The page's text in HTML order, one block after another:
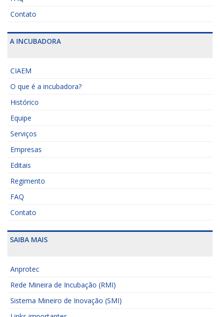
Contato
A INCUBADORA
CIAEM
O que é a incubadora?
Histórico
Equipe
Serviços
Empresas
Editais
Regimento
FAQ
Contato
SAIBA MAIS
Anprotec
Rede Mineira de Incubação (RMI)
Sistema Mineiro de Inovação (SMI)